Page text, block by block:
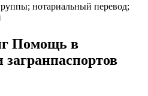
нотариальный перевод;
Помощь в